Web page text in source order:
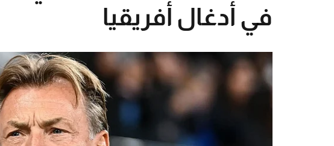
في أدغال أفريقيا